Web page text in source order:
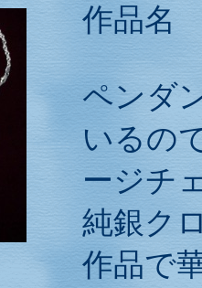
作品
ペンダ
いるの
ージチ
純銀ク
作品で